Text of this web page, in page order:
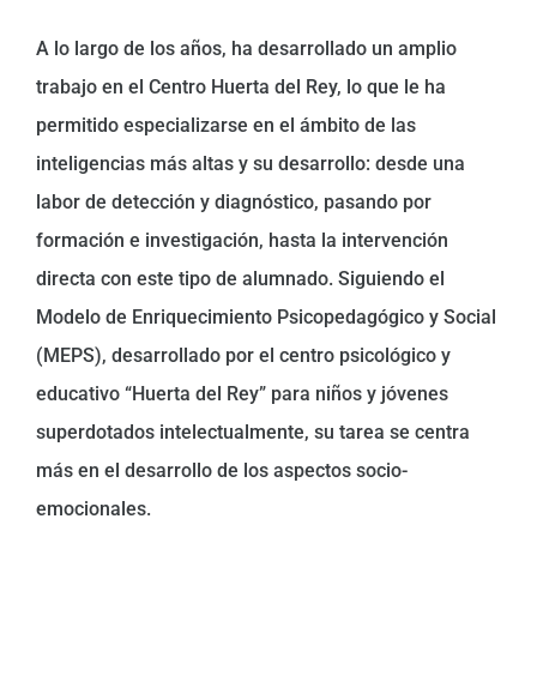
A lo largo de los años, ha desarrollado un amplio
trabajo en el Centro Huerta del Rey, lo que le ha
permitido especializarse en el ámbito de las
inteligencias más altas y su desarrollo: desde una
labor de detección y diagnóstico, pasando por
formación e investigación, hasta la intervención
directa con este tipo de alumnado. Siguiendo el
Modelo de Enriquecimiento Psicopedagógico y Social
(MEPS), desarrollado por el centro psicológico y
educativo “Huerta del Rey” para niños y jóvenes
superdotados intelectualmente, su tarea se centra
más en el desarrollo de los aspectos socio-
emocionales.